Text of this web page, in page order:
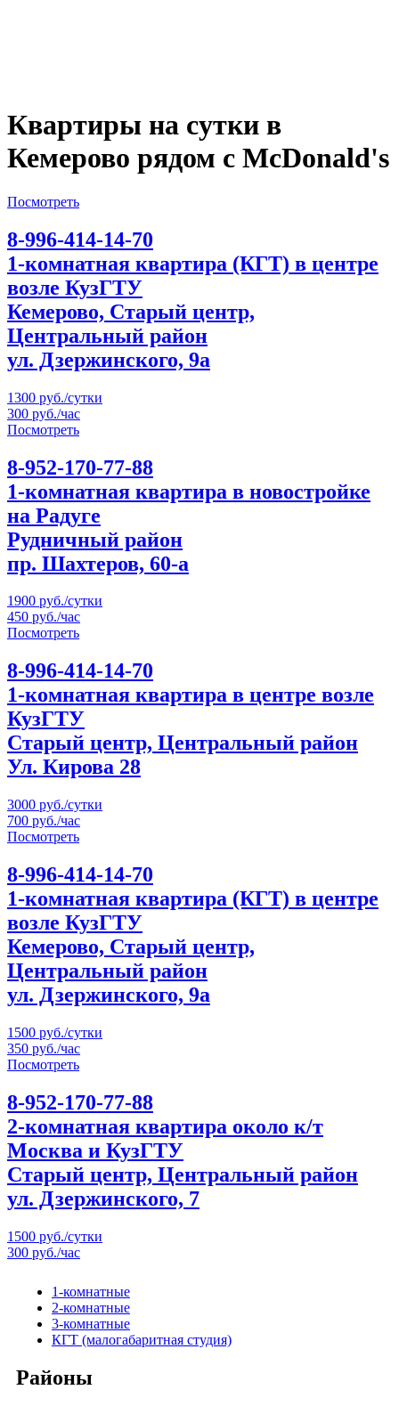
Квартиры на сутки в
Кемерово рядом с McDonald's
Посмотреть
8-996-414-14-70
1-комнатная квартира (КГТ) в центре
возле КузГТУ
Кемерово, Старый центр,
Центральный район
ул. Дзержинского, 9а
1300 руб./сутки
300 руб./час
Посмотреть
8-952-170-77-88
1-комнатная квартира в новостройке
на Радуге
Рудничный район
пр. Шахтеров, 60-а
1900 руб./сутки
450 руб./час
Посмотреть
8-996-414-14-70
1-комнатная квартира в центре возле
КузГТУ
Старый центр, Центральный район
Ул. Кирова 28
3000 руб./сутки
700 руб./час
Посмотреть
8-996-414-14-70
1-комнатная квартира (КГТ) в центре
возле КузГТУ
Кемерово, Старый центр,
Центральный район
ул. Дзержинского, 9а
1500 руб./сутки
350 руб./час
Посмотреть
8-952-170-77-88
2-комнатная квартира около к/т
Москва и КузГТУ
Старый центр, Центральный район
ул. Дзержинского, 7
1500 руб./сутки
300 руб./час
1-комнатные
2-комнатные
3-комнатные
КГТ (малогабаритная студия)
Районы